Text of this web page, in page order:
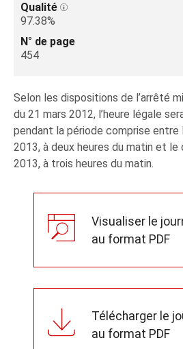
Qualité
97.38%
N° de page
454
Selon les dispositions de l’arrêté
du 21 mars 2012, l’heure légale
pendant la période comprise entre
2013, à deux heures du matin et
2013, à trois heures du matin.
Visualiser le
au format PDF
Télécharger le
au format PDF